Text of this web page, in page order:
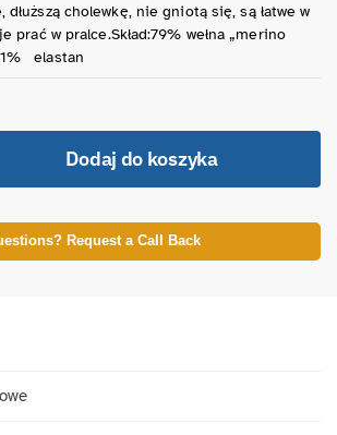
dłuższą cholewkę, nie gniotą się, są łatwe w
prać w pralce.Skład:79% wełna „merino
elastan
Dodaj do koszyka
Request a Call Back